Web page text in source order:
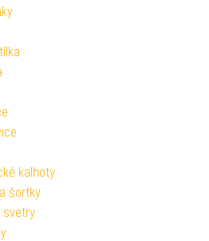
kalhoty
šortky
svetry